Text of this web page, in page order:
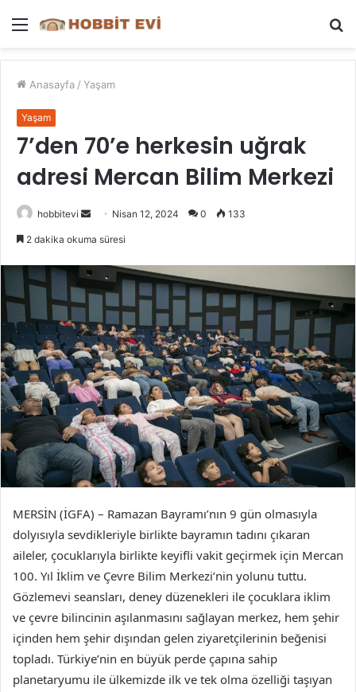
Menü
Anasayfa / Yaşam
Yaşam
7’den 70’e herkesin uğrak
adresi Mercan Bilim Merkezi
hobbitevi
Bir
göndermek
Nisan 12, 2024 0 133
2 dakika okuma süresi
MERSİN (İGFA) – Ramazan Bayramı’nın 9 gün olmasıyla
dolyısıyla sevdikleriyle birlikte bayramın tadını çıkaran
aileler, çocuklarıyla birlikte keyifli vakit geçirmek için Mercan
100. Yıl İklim ve Çevre Bilim Merkezi’nin yolunu tuttu.
Gözlemevi seansları, deney düzenekleri ile çocuklara iklim
ve çevre bilincinin aşılanmasını sağlayan merkez, hem şehir
içinden hem şehir dışından gelen ziyaretçilerinin beğenisi
topladı. Türkiye’nin en büyük perde çapına sahip
planetaryumu ile ülkemizde ilk ve tek olma özelliği taşıyan